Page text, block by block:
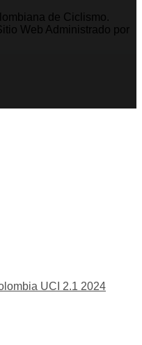
de Ciclismo.
Web Administrado por
UCI 2.1 2024